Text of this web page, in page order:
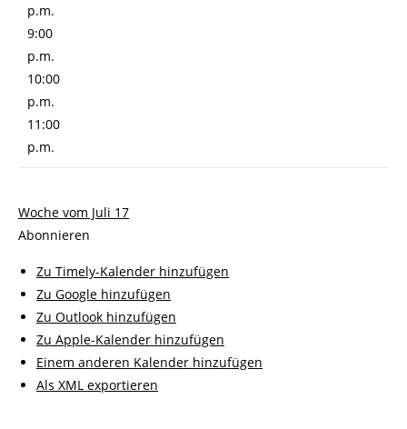
p.m.
9:00
p.m.
10:00
p.m.
11:00
p.m.
Woche vom Juli 17
Abonnieren
Zu Timely-Kalender hinzufügen
Zu Google hinzufügen
Zu Outlook hinzufügen
Zu Apple-Kalender hinzufügen
Einem anderen Kalender hinzufügen
Als XML exportieren